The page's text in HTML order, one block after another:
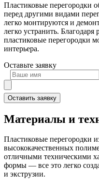
Пластиковые перегородки
перед другими видами
легко монтируются и
легко устранить. Благодаря
пластиковые перегородки
интерьера.
Оставьте заявку
Оставить заявку
Материалы и
Пластиковые перегородки
высококачественных
отличными техническими
формы — все это легко
и экструзии.